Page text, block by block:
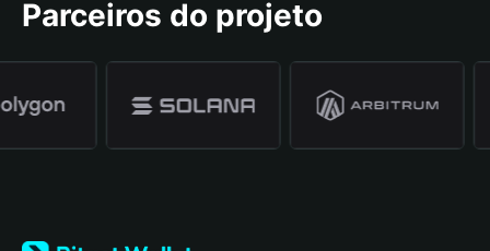
Parceiros do projeto